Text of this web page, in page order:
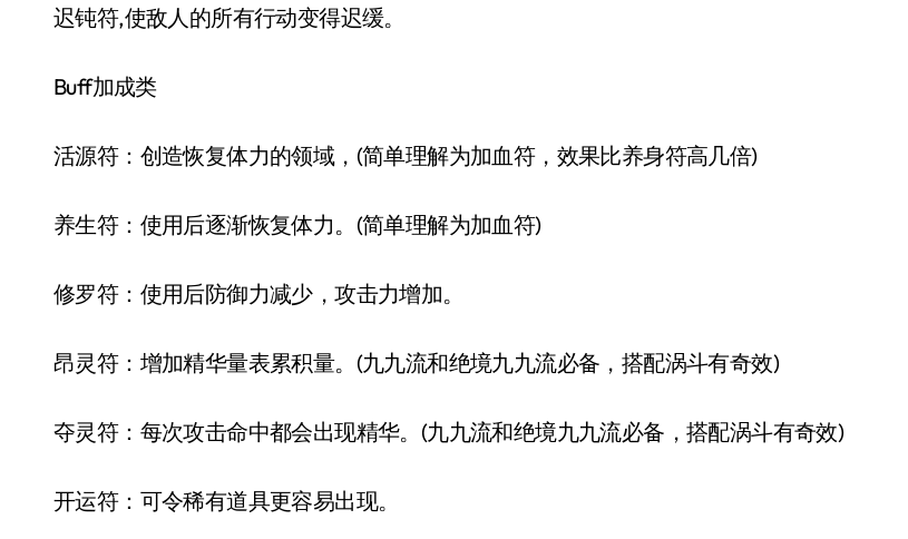
迟钝符,使敌人的所有行动变得迟缓。
Buff加成类
活源符：创造恢复体力的领域，(简单理解为加血符，效果比养身符高几倍)
养生符：使用后逐渐恢复体力。(简单理解为加血符)
修罗符：使用后防御力减少，攻击力增加。
昂灵符：增加精华量表累积量。(九九流和绝境九九流必备，搭配涡斗有奇效)
夺灵符：每次攻击命中都会出现精华。(九九流和绝境九九流必备，搭配涡斗有奇效)
开运符：可令稀有道具更容易出现。